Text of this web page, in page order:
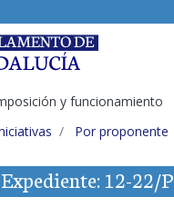
y funcionamiento
Por proponente
Expediente: 12-22/